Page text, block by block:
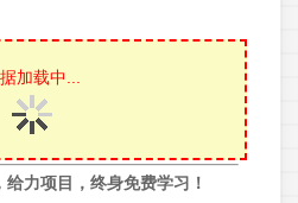
加载中...
给力项目，终身免费学习！